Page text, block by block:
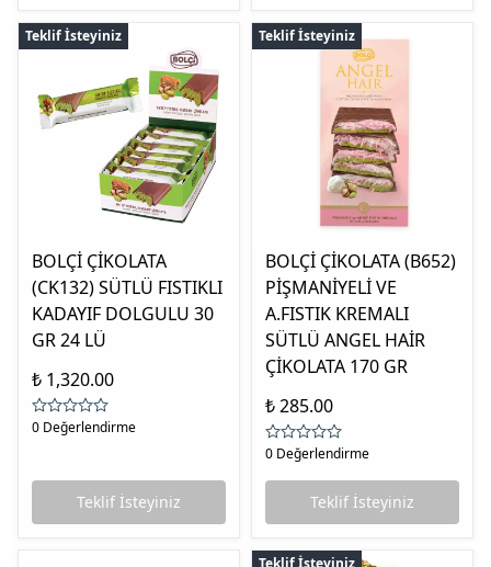
Teklif İsteyiniz
BOLÇİ ÇİKOLATA
(CK132) SÜTLÜ FISTIKLI
KADAYIF DOLGULU 30
GR 24 LÜ
₺ 1,320.00
0 Değerlendirme
Teklif İsteyiniz
Teklif İsteyiniz
BOLÇİ ÇİKOLATA (B652)
PİŞMANİYELİ VE
A.FISTIK KREMALI
SÜTLÜ ANGEL HAİR
ÇİKOLATA 170 GR
₺ 285.00
0 Değerlendirme
Teklif İsteyiniz